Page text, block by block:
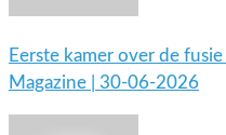
Eerste kamer over de
Magazine | 30-06-2026